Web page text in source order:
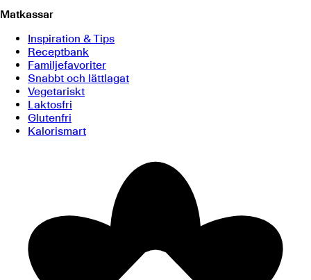
Matkassar
Inspiration & Tips
Receptbank
Familjefavoriter
Snabbt och lättlagat
Vegetariskt
Laktosfri
Glutenfri
Kalorismart